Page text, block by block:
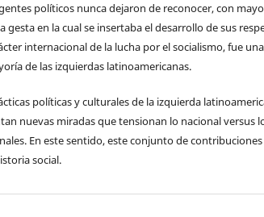
políticos nunca dejaron de reconocer, con
gesta en la cual se insertaba el desarrollo de sus
internacional de la lucha por el socialismo, fue
de las izquierdas latinoamericanas.
políticas y culturales de la izquierda
nuevas miradas que tensionan lo nacional versus
En este sentido, este conjunto de
social.